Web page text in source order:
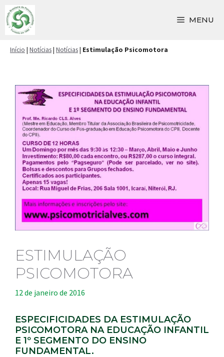
Pular
para
MENU
Início | Notícias| Notícias| Estimulação Psicomotora
ESTIMULAÇÃO
PSICOMOTORA
12 de janeiro de 2016
ESPECIFICIDADES DA ESTIMULAÇÃO
PSICOMOTORA NA EDUCAÇÃO INFANTIL
E 1º SEGMENTO DO ENSINO
FUNDAMENTAL.